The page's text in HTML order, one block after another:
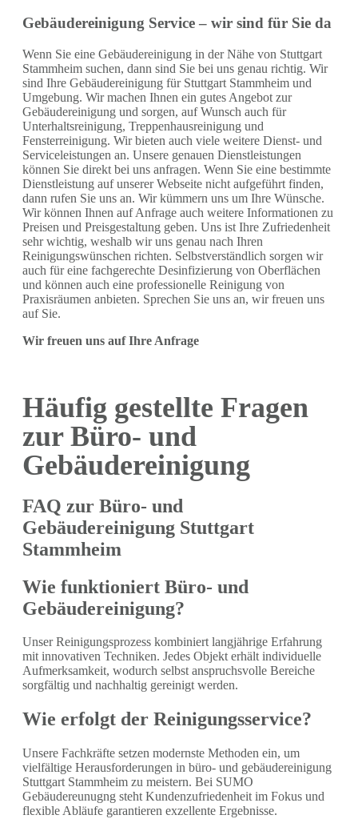
Gebäudereinigung Service – wir sind für Sie da
Wenn Sie eine Gebäudereinigung in der Nähe von Stuttgart
Stammheim suchen, dann sind Sie bei uns genau richtig. Wir
sind Ihre Gebäudereinigung für Stuttgart Stammheim und
Umgebung. Wir machen Ihnen ein gutes Angebot zur
Gebäudereinigung und sorgen, auf Wunsch auch für
Unterhaltsreinigung, Treppenhausreinigung und
Fensterreinigung. Wir bieten auch viele weitere Dienst- und
Serviceleistungen an. Unsere genauen Dienstleistungen
können Sie direkt bei uns anfragen. Wenn Sie eine bestimmte
Dienstleistung auf unserer Webseite nicht aufgeführt finden,
dann rufen Sie uns an. Wir kümmern uns um Ihre Wünsche.
Wir können Ihnen auf Anfrage auch weitere Informationen zu
Preisen und Preisgestaltung geben. Uns ist Ihre Zufriedenheit
sehr wichtig, weshalb wir uns genau nach Ihren
Reinigungswünschen richten. Selbstverständlich sorgen wir
auch für eine fachgerechte Desinfizierung von Oberflächen
und können auch eine professionelle Reinigung von
Praxisräumen anbieten. Sprechen Sie uns an, wir freuen uns
auf Sie.
Wir freuen uns auf Ihre Anfrage
Häufig gestellte Fragen
zur Büro- und
Gebäudereinigung
FAQ zur Büro- und
Gebäudereinigung Stuttgart
Stammheim
Wie funktioniert Büro- und
Gebäudereinigung?
Unser Reinigungsprozess kombiniert langjährige Erfahrung
mit innovativen Techniken. Jedes Objekt erhält individuelle
Aufmerksamkeit, wodurch selbst anspruchsvolle Bereiche
sorgfältig und nachhaltig gereinigt werden.
Wie erfolgt der Reinigungsservice?
Unsere Fachkräfte setzen modernste Methoden ein, um
vielfältige Herausforderungen in büro- und gebäudereinigung
Stuttgart Stammheim zu meistern. Bei SUMO
Gebäudereunugng steht Kundenzufriedenheit im Fokus und
flexible Abläufe garantieren exzellente Ergebnisse.